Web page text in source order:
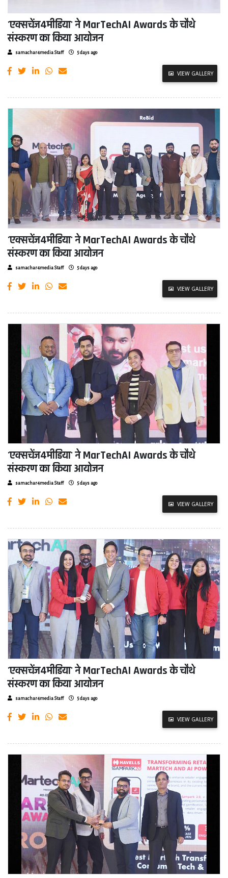
'एक्सचेंज4मीडिया' ने MarTechAI Awards के चौथे
संस्करण का किया आयोजन
samachar4media Staff 5 days ago
VIEW GALLERY
'एक्सचेंज4मीडिया' ने MarTechAI Awards के चौथे
संस्करण का किया आयोजन
samachar4media Staff 5 days ago
VIEW GALLERY
'एक्सचेंज4मीडिया' ने MarTechAI Awards के चौथे
संस्करण का किया आयोजन
samachar4media Staff 5 days ago
VIEW GALLERY
'एक्सचेंज4मीडिया' ने MarTechAI Awards के चौथे
संस्करण का किया आयोजन
samachar4media Staff 5 days ago
VIEW GALLERY